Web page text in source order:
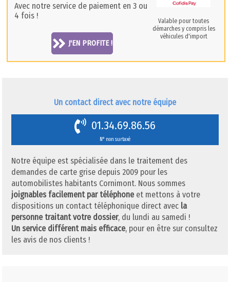
Avec notre service de paiement en 3 ou
4 fois !
J'EN PROFITE !
Valable pour toutes
démarches y compris les
véhicules d'import
Un contact direct avec notre équipe
01.34.69.86.56
N° non surtaxé
Notre équipe est spécialisée dans le traitement des
demandes de carte grise depuis 2009 pour les
automobilistes habitants Cornimont. Nous sommes
joignables facilement par téléphone et mettons à votre
dispositions un contact téléphonique direct avec la
personne traitant votre dossier, du lundi au samedi !
Un service différent mais efficace, pour en être sur consultez
les avis de nos clients !